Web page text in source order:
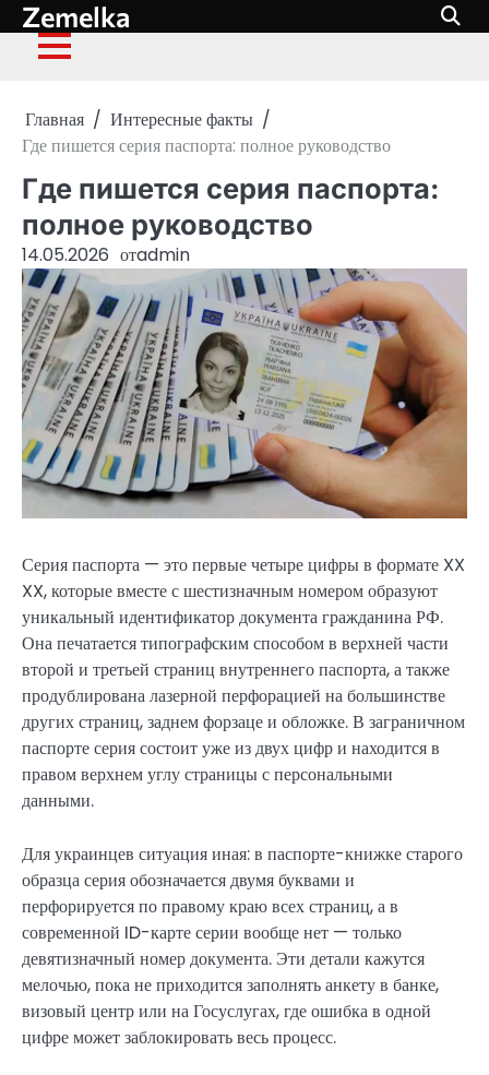
Перейти
к
содержимому
Zemelka
Главная
Интересные факты
Где пишется серия паспорта: полное руководство
Где пишется серия паспорта:
полное руководство
14.05.2026 отadmin
Серия паспорта — это первые четыре цифры в формате XX
XX, которые вместе с шестизначным номером образуют
уникальный идентификатор документа гражданина РФ.
Она печатается типографским способом в верхней части
второй и третьей страниц внутреннего паспорта, а также
продублирована лазерной перфорацией на большинстве
других страниц, заднем форзаце и обложке. В заграничном
паспорте серия состоит уже из двух цифр и находится в
правом верхнем углу страницы с персональными
данными.
Для украинцев ситуация иная: в паспорте-книжке старого
образца серия обозначается двумя буквами и
перфорируется по правому краю всех страниц, а в
современной ID-карте серии вообще нет — только
девятизначный номер документа. Эти детали кажутся
мелочью, пока не приходится заполнять анкету в банке,
визовый центр или на Госуслугах, где ошибка в одной
цифре может заблокировать весь процесс.